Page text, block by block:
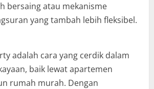
bersaing atau mekanisme
yang tambah lebih fleksibel.
adalah cara yang cerdik dalam
baik lewat apartemen
rumah murah. Dengan